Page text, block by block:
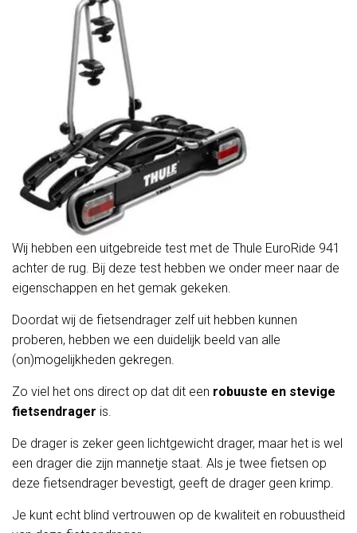
Wij hebben een uitgebreide test met de Thule EuroRide 941
achter de rug. Bij deze test hebben we onder meer naar de
eigenschappen en het gemak gekeken.
Doordat wij de fietsendrager zelf uit hebben kunnen
proberen, hebben we een duidelijk beeld van alle
(on)mogelijkheden gekregen.
Zo viel het ons direct op dat dit een robuuste en stevige
fietsendrager is.
De drager is zeker geen lichtgewicht drager, maar het is wel
een drager die zijn mannetje staat. Als je twee fietsen op
deze fietsendrager bevestigt, geeft de drager geen krimp.
Je kunt echt blind vertrouwen op de kwaliteit en robuustheid